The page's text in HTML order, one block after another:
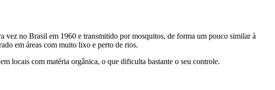
no Brasil em 1960 e transmitido por mosquitos, de forma um pouco similar à
em áreas com muito lixo e perto de rios.
locais com matéria orgânica, o que dificulta bastante o seu controle.